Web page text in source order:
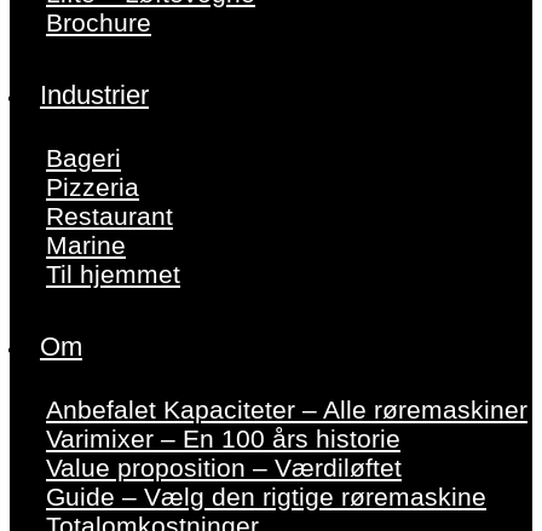
Brochure
Industrier
Bageri
Pizzeria
Restaurant
Marine
Til hjemmet
Om
Anbefalet Kapaciteter – Alle røremaskiner
Varimixer – En 100 års historie
Value proposition – Værdiløftet
Guide – Vælg den rigtige røremaskine